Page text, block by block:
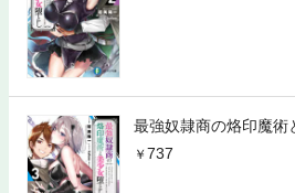
最強奴隷商の烙印魔術
737